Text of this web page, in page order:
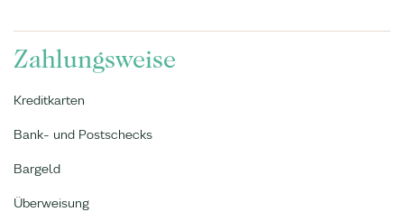
Zahlungsweise
Kreditkarten
Bank- und Postschecks
Bargeld
Überweisung